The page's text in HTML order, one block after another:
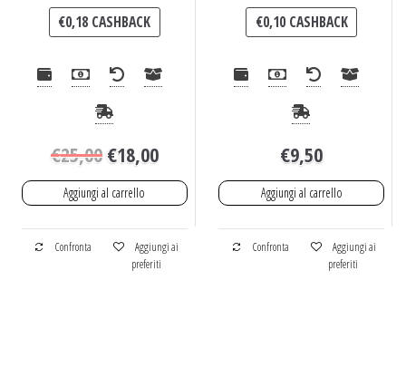
€0,18 CASHBACK
€25,00€18,00
Aggiungi al carrello
Confronta
Aggiungi ai
preferiti
€0,10CASHBACK
€9,50
Aggiungi al carrello
Confronta
Aggiungi ai
preferiti